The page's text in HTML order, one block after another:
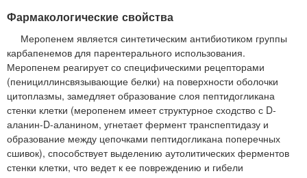
Фармакологические свойства
Меропенем является синтетическим антибиотиком группы
карбапенемов для парентерального использования.
Меропенем реагирует со специфическими рецепторами
(пенициллинсвязывающие белки) на поверхности оболочки
цитоплазмы, замедляет образование слоя пептидогликана
стенки клетки (меропенем имеет структурное сходство с D-
аланин-D-аланином, угнетает фермент транспептидазу и
образование между цепочками пептидогликана поперечных
сшивок), способствует выделению аутолитических ферментов
стенки клетки, что ведет к ее повреждению и гибели